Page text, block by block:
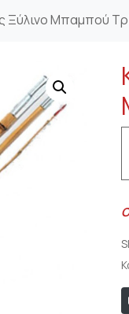
Ξύλινο Μπαμπού